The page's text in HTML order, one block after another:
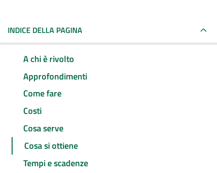
INDICE DELLA PAGINA
A chi è rivolto
Approfondimenti
Come fare
Costi
Cosa serve
Cosa si ottiene
Tempi e scadenze